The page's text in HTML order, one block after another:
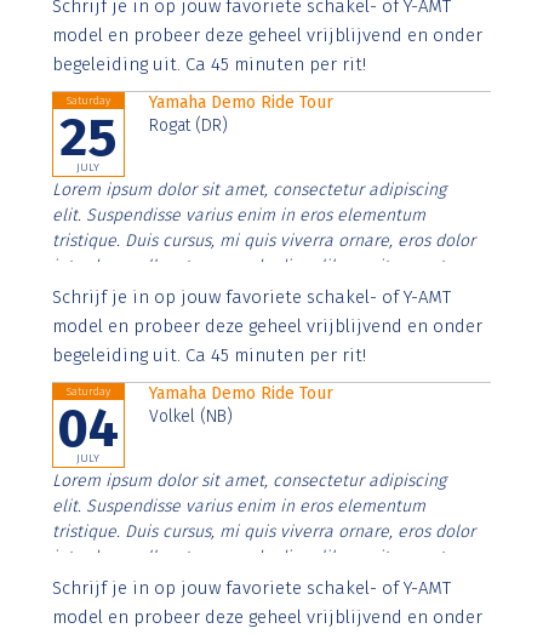
imperdiet. Nunc ut sem vitae risus tristique posuere.
Schrijf je in op jouw favoriete schakel- of Y-AMT
model en probeer deze geheel vrijblijvend en onder
begeleiding uit. Ca 45 minuten per rit!
Saturday
25
JULY
Yamaha Demo Ride Tour
Rogat (DR)
Lorem ipsum dolor sit amet, consectetur adipiscing
elit. Suspendisse varius enim in eros elementum
tristique. Duis cursus, mi quis viverra ornare, eros dolor
interdum nulla, ut commodo diam libero vitae erat.
Aenean faucibus nibh et justo cursus id rutrum lorem
imperdiet. Nunc ut sem vitae risus tristique posuere.
Schrijf je in op jouw favoriete schakel- of Y-AMT
model en probeer deze geheel vrijblijvend en onder
begeleiding uit. Ca 45 minuten per rit!
Saturday
04
JULY
Yamaha Demo Ride Tour
Volkel (NB)
Lorem ipsum dolor sit amet, consectetur adipiscing
elit. Suspendisse varius enim in eros elementum
tristique. Duis cursus, mi quis viverra ornare, eros dolor
interdum nulla, ut commodo diam libero vitae erat.
Aenean faucibus nibh et justo cursus id rutrum lorem
imperdiet. Nunc ut sem vitae risus tristique posuere.
Schrijf je in op jouw favoriete schakel- of Y-AMT
model en probeer deze geheel vrijblijvend en onder